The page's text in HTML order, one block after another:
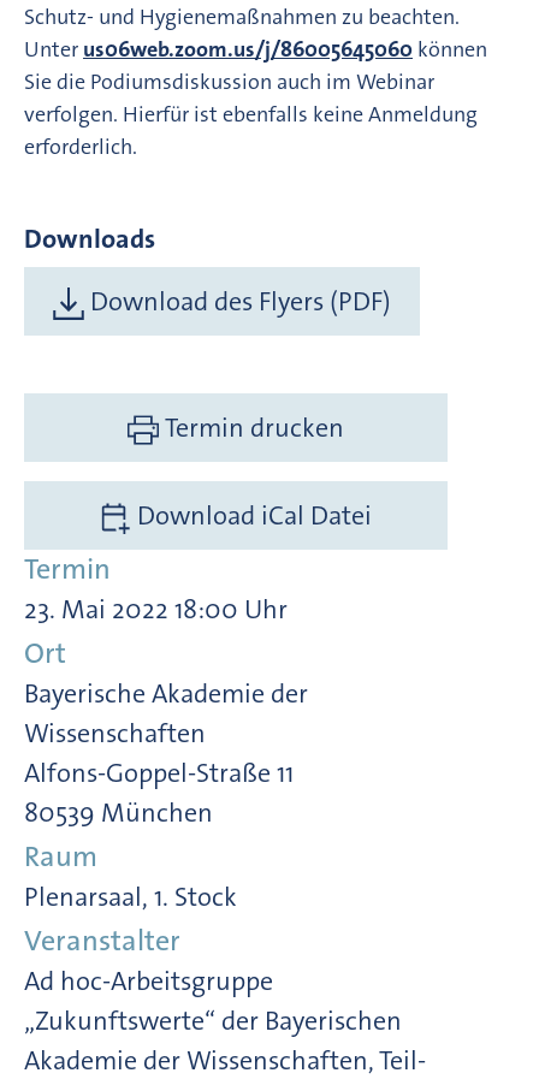
Schutz- und Hygienemaßnahmen zu beachten.
Unter us06web.zoom.us/j/86005645060 können
Sie die Podiumsdiskussion auch im Webinar
verfolgen. Hierfür ist ebenfalls keine Anmeldung
erforderlich.
Downloads
Download des Flyers (PDF)
Termin drucken
Download iCal Datei
Termin
23. Mai 2022 18:00 Uhr
Ort
Bayerische Akademie der
Wissenschaften
Alfons-Goppel-Straße 11
80539 München
Raum
Plenarsaal, 1. Stock
Veranstalter
Ad hoc-Arbeitsgruppe
„Zukunftswerte“ der Bayerischen
Akademie der Wissenschaften, Teil-